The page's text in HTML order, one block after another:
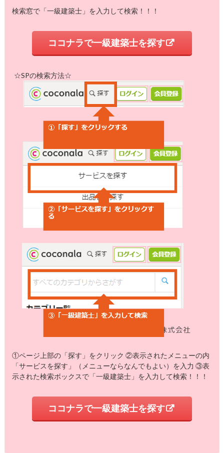
検索窓で「一級建築士」を入力して検索！！！
ココナラで一級建築士を探す
☆SPの検索方法☆
①ページ上部の「探す」をクリック ②表示されたメニューの内
「サービスを探す」（メニューならなんでもよい）を入力 ③表
示された検索ボックスで「一級建築士」を入力して検索！！！
ココナラで一級建築士を探す